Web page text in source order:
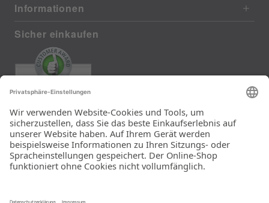
Informationen
Sicher einkaufen
385 reviews from real customers
(last 12 months)
Total: 11283
Die Auswahl und die
Einfachheit der
Bestellung.